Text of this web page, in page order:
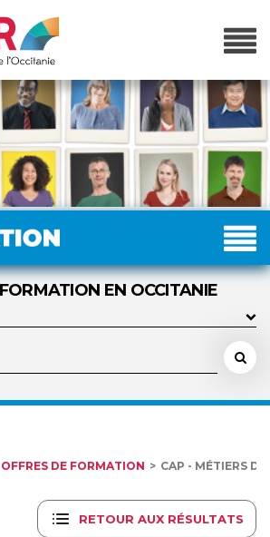
EN OCCITANIE
OFFRES DE FORMATION CAP - MÉTIERS
RETOUR AUX RÉSULTATS